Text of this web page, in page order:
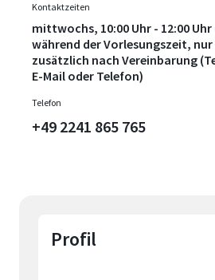
Kontaktzeiten
mittwochs, 10:00 Uhr - 12:00
während der Vorlesungszeit,
zusätzlich nach Vereinbarung
E-Mail oder Telefon)
Telefon
+49 2241 865 765
Profil